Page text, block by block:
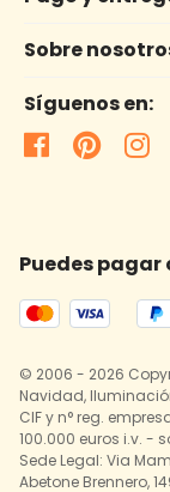
Sobre
Síguenos en:
Puedes pagar
© 2006 - 2026
Navidad,
CIF y n° reg.
100.000 euros i.v. -
Sede Legal: Via
Abetone Brennero,